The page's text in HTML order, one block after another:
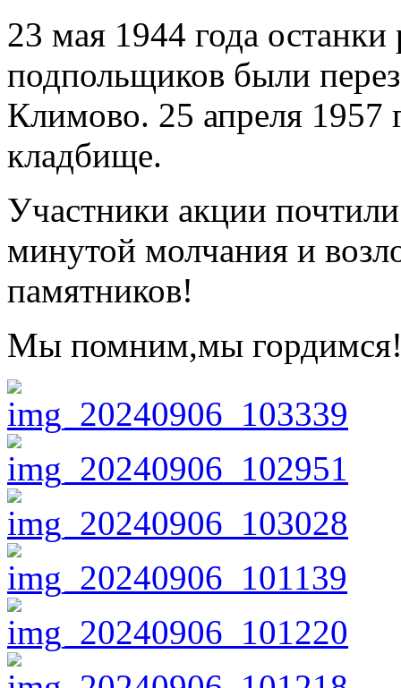
23 мая 1944 года
подпольщиков были
Климово. 25 апреля 1957
кладбище.
Участники акции
минутой молчания и
памятников!
Мы помним,мы